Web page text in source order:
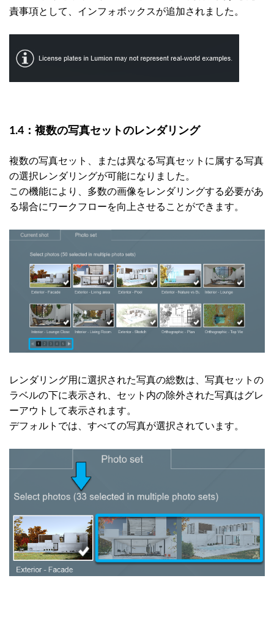
責事項として、インフォボックスが追加されました。
1.4： 複数の写真セットのレンダリング
複数の写真セット、または異なる写真セットに属する写真
の選択レンダリングが可能になりました。
この機能により、多数の画像をレンダリングする必要があ
る場合にワークフローを向上させることができます。
レンダリング用に選択された写真の総数は、写真セットの
ラベルの下に表示され、セット内の除外された写真はグレ
ーアウトして表示されます。
デフォルトでは、すべての写真が選択されています。